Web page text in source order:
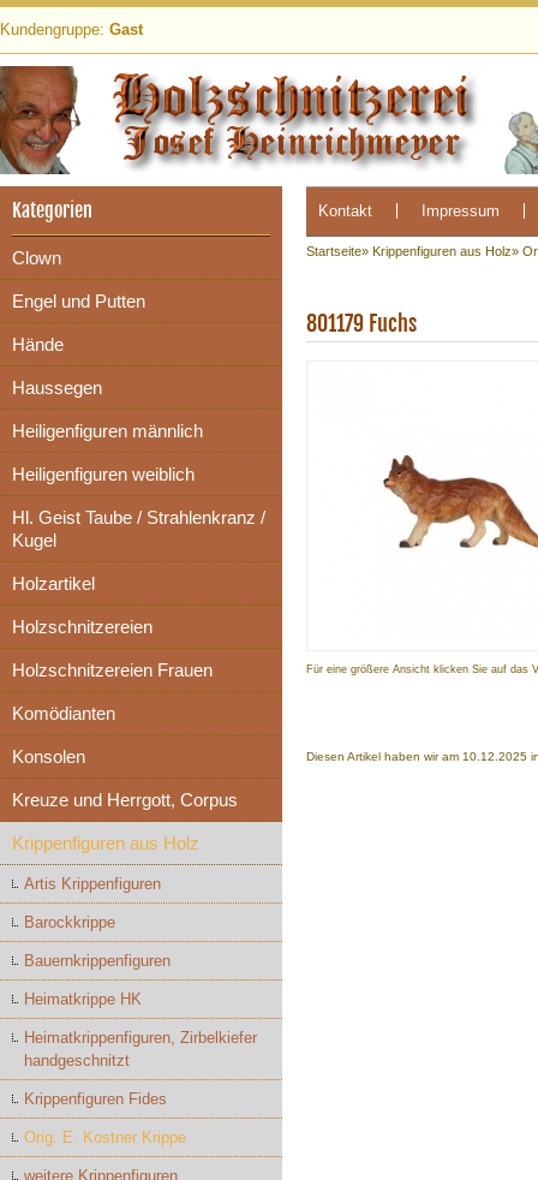
Kundengruppe: Gast
Kategorien
Clown
Engel und Putten
Hände
Haussegen
Heiligenfiguren männlich
Heiligenfiguren weiblich
Hl. Geist Taube / Strahlenkranz /
Kugel
Holzartikel
Holzschnitzereien
Holzschnitzereien Frauen
Komödianten
Konsolen
Kreuze und Herrgott, Corpus
Krippenfiguren aus Holz
Artis Krippenfiguren
Barockkrippe
Bauernkrippenfiguren
Heimatkrippe HK
Heimatkrippenfiguren, Zirbelkiefer
handgeschnitzt
Krippenfiguren Fides
Orig. E. Kostner Krippe
weitere Krippenfiguren
Kontakt Impressum
Startseite» Krippenfiguren aus Holz»
801179 Fuchs
Für eine größere Ansicht klicken Sie auf das
Diesen Artikel haben wir am 10.12.2025